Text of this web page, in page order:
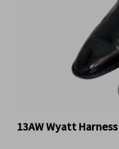
13AW Wyatt Harness